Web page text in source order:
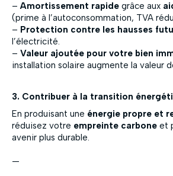
–Amortissement rapide grâce aux
(prime à l’autoconsommation, TVA
– Protection contre les hausses
l’électricité.
– Valeur ajoutée pour votre bien
installation solaire augmente la valeur
3. Contribuer à la transition
En produisant une énergie propre et
réduisez votre empreinte carbone et
avenir plus durable.
—